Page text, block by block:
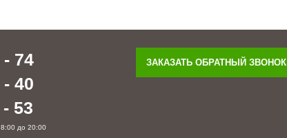
- 74
40
53
8:00 до 20:00
ЗАКАЗАТЬ ОБРАТНЫЙ ЗВОНОК